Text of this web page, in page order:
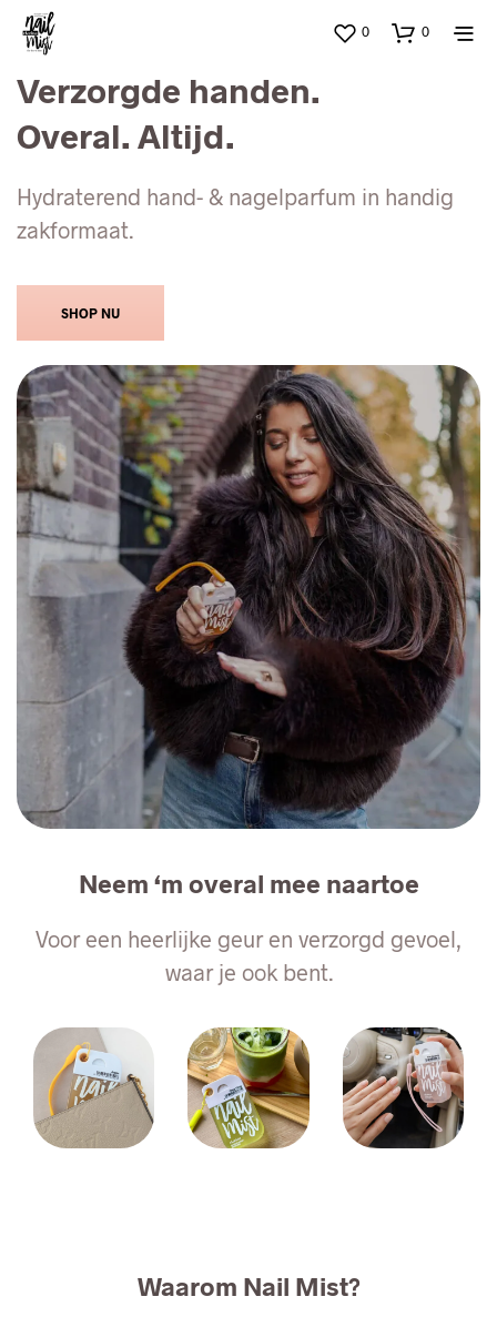
0 0
Verzorgde handen.
Overal. Altijd.
Hydraterend hand- & nagelparfum in handig
zakformaat.
SHOP NU
Neem ‘m overal mee naartoe
Voor een heerlijke geur en verzorgd gevoel,
waar je ook bent.
Waarom Nail Mist?